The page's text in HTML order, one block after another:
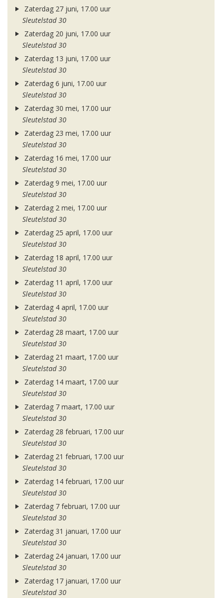
Zaterdag 27 juni, 17.00 uur
Sleutelstad 30
Zaterdag 20 juni, 17.00 uur
Sleutelstad 30
Zaterdag 13 juni, 17.00 uur
Sleutelstad 30
Zaterdag 6 juni, 17.00 uur
Sleutelstad 30
Zaterdag 30 mei, 17.00 uur
Sleutelstad 30
Zaterdag 23 mei, 17.00 uur
Sleutelstad 30
Zaterdag 16 mei, 17.00 uur
Sleutelstad 30
Zaterdag 9 mei, 17.00 uur
Sleutelstad 30
Zaterdag 2 mei, 17.00 uur
Sleutelstad 30
Zaterdag 25 april, 17.00 uur
Sleutelstad 30
Zaterdag 18 april, 17.00 uur
Sleutelstad 30
Zaterdag 11 april, 17.00 uur
Sleutelstad 30
Zaterdag 4 april, 17.00 uur
Sleutelstad 30
Zaterdag 28 maart, 17.00 uur
Sleutelstad 30
Zaterdag 21 maart, 17.00 uur
Sleutelstad 30
Zaterdag 14 maart, 17.00 uur
Sleutelstad 30
Zaterdag 7 maart, 17.00 uur
Sleutelstad 30
Zaterdag 28 februari, 17.00 uur
Sleutelstad 30
Zaterdag 21 februari, 17.00 uur
Sleutelstad 30
Zaterdag 14 februari, 17.00 uur
Sleutelstad 30
Zaterdag 7 februari, 17.00 uur
Sleutelstad 30
Zaterdag 31 januari, 17.00 uur
Sleutelstad 30
Zaterdag 24 januari, 17.00 uur
Sleutelstad 30
Zaterdag 17 januari, 17.00 uur
Sleutelstad 30